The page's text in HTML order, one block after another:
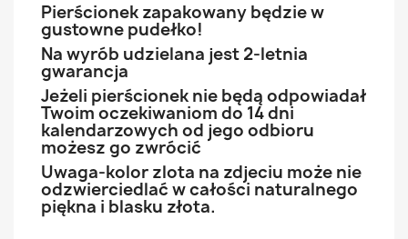
Pierścionek zapakowany będzie w
gustowne pudełko!
Na wyrób udzielana jest 2-letnia
gwarancja
Jeżeli pierścionek nie będą odpowiadał
Twoim oczekiwaniom do 14 dni
kalendarzowych od jego odbioru
możesz go zwrócić
Uwaga-kolor zlota na zdjeciu może nie
odzwierciedlać w całości naturalnego
piękna i blasku złota.